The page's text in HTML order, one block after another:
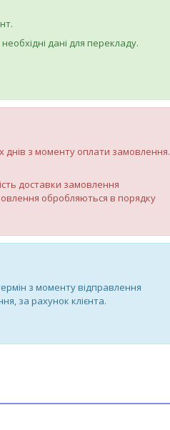
дані для перекладу.
днів з моменту оплати замовлення.
доставки замовлення
обробляються в порядку
з моменту відправлення
за рахунок клієнта.